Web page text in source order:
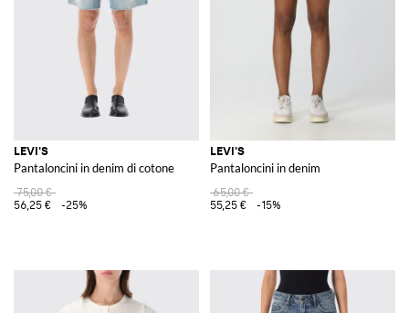
LEVI'S
Pantaloncini in denim di cotone
75,00 €
56,25 €
-25%
LEVI'S
Pantaloncini in denim
65,00 €
55,25 €
-15%